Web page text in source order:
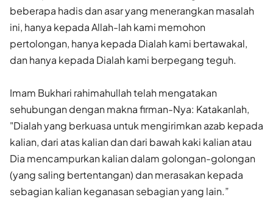
beberapa hadis dan asar yang menerangkan masalah
ini, hanya kepada Allah-lah kami memohon
pertolongan, hanya kepada Dialah kami bertawakal,
dan hanya kepada Dialah kami berpegang teguh.
Imam Bukhari rahimahullah telah mengatakan
sehubungan dengan makna firman-Nya: Katakanlah,
"Dialah yang berkuasa untuk mengirimkan azab kepada
kalian, dari atas kalian dan dari bawah kaki kalian atau
Dia mencampurkan kalian dalam golongan-golongan
(yang saling bertentangan) dan merasakan kepada
sebagian kalian keganasan sebagian yang lain.”